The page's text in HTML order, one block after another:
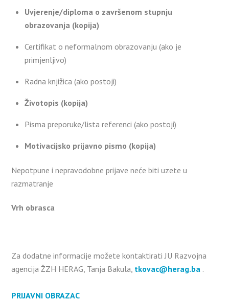
Uvjerenje/diploma o završenom stupnju
obrazovanja (kopija)
Certifikat o neformalnom obrazovanju (ako je
primjenljivo)
Radna knjižica (ako postoji)
Životopis (kopija)
Pisma preporuke/lista referenci (ako postoji)
Motivacijsko prijavno pismo (kopija)
Nepotpune i nepravodobne prijave neće biti uzete u
razmatranje
Vrh obrasca
Za dodatne informacije možete kontaktirati JU Razvojna
agencija ŽZH HERAG, Tanja Bakula, tkovac@herag.ba .
PRIJAVNI OBRAZAC